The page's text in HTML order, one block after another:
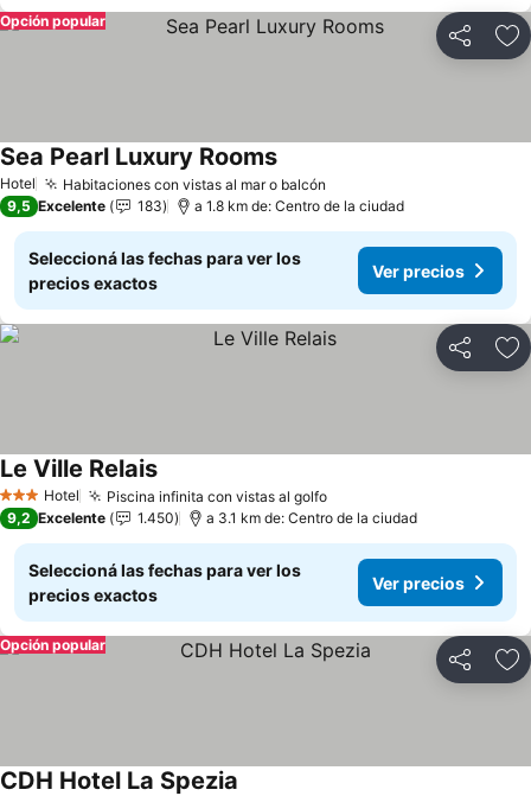
Compartir
Opción popular
Hotel Habitaciones con vistas al mar o balcón
Sea Pearl Luxury RoomsVer precios
9,5 Excelente 183 a 1.8 km de: Centro de la ciudad
Seleccioná las fechas para ver los
precios exactos
Ver precios
Compartir
3 Estrellas
Hotel Piscina infinita con vistas al golfoVer precios
Le Ville RelaisVer precios
9,2 Excelente 1.450 a 3.1 km de: Centro de la ciudad
Seleccioná las fechas para ver los
precios exactos
Ver precios
Compartir
Opción popular
CDH Hotel La Spezia